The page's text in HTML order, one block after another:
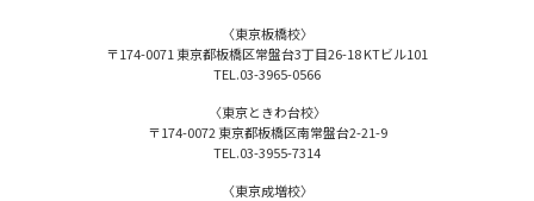
〈東京板橋校〉
〒174-0071 東京都板橋区常盤台3丁目26-18KTビル101
TEL.03-3965-0566
〈東京ときわ台校〉
〒174-0072 東京都板橋区南常盤台2-21-9
TEL.03-3955-7314
〈東京成増校〉